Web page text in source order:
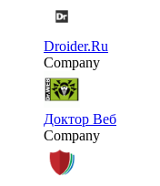
Droider.Ru
Company
Доктор Веб
Company